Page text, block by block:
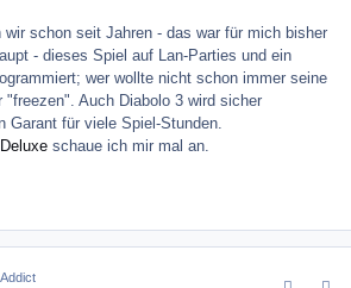
schon seit Jahren - das war für mich bisher
- dieses Spiel auf Lan-Parties und ein
wer wollte nicht schon immer seine
"freezen". Auch Diabolo 3 wird sicher
Garant für viele Spiel-Stunden.
schaue ich mir mal an.
Addict